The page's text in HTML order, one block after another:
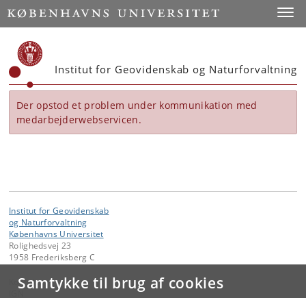
Samtykke til brug af cookies
Start
Institut for Geovidenskab og Naturforvaltning
Der opstod et problem under kommunikation med
medarbejderwebservicen.
Institut for Geovidenskab
og Naturforvaltning
Københavns Universitet
Rolighedsvej 23
1958 Frederiksberg C
Kontakt: